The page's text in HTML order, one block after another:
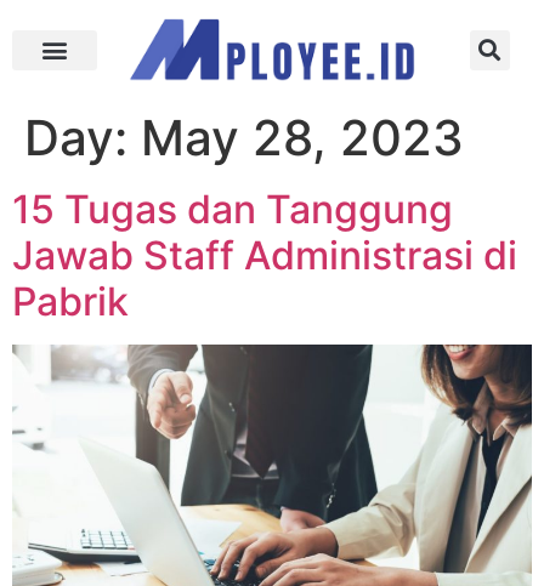
Day: May 28, 2023
15 Tugas dan Tanggung
Jawab Staff Administrasi di
Pabrik